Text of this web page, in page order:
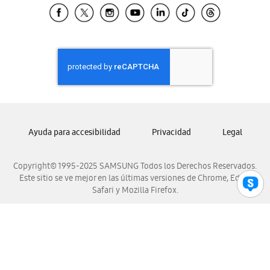
Samsung El Salvador
Samsung Honduras
Samsung Nicaragua
Samsung Panamá
Samsung Venezuela
Copyright© 1995-2025 SAMSUNG Todos los Derechos Reservados.
Este sitio se ve mejor en las últimas versiones de Chrome, Edge,
Safari y Mozilla Firefox.
Ayuda para accesibilidad Privacidad Legal